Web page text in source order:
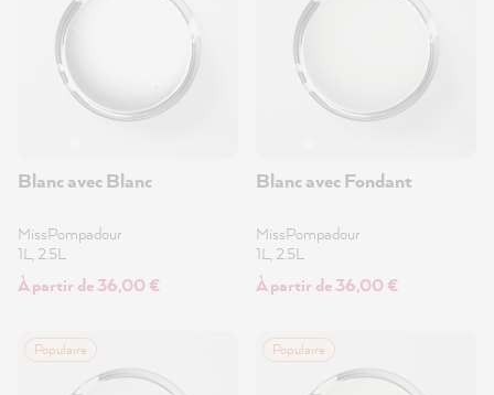
Blanc avec Blanc
MissPompadour
1L, 2.5L
À partir de 36,00 €
Blanc avec Fondant
MissPompadour
1L, 2.5L
À partir de 36,00 €
Populaire Populaire